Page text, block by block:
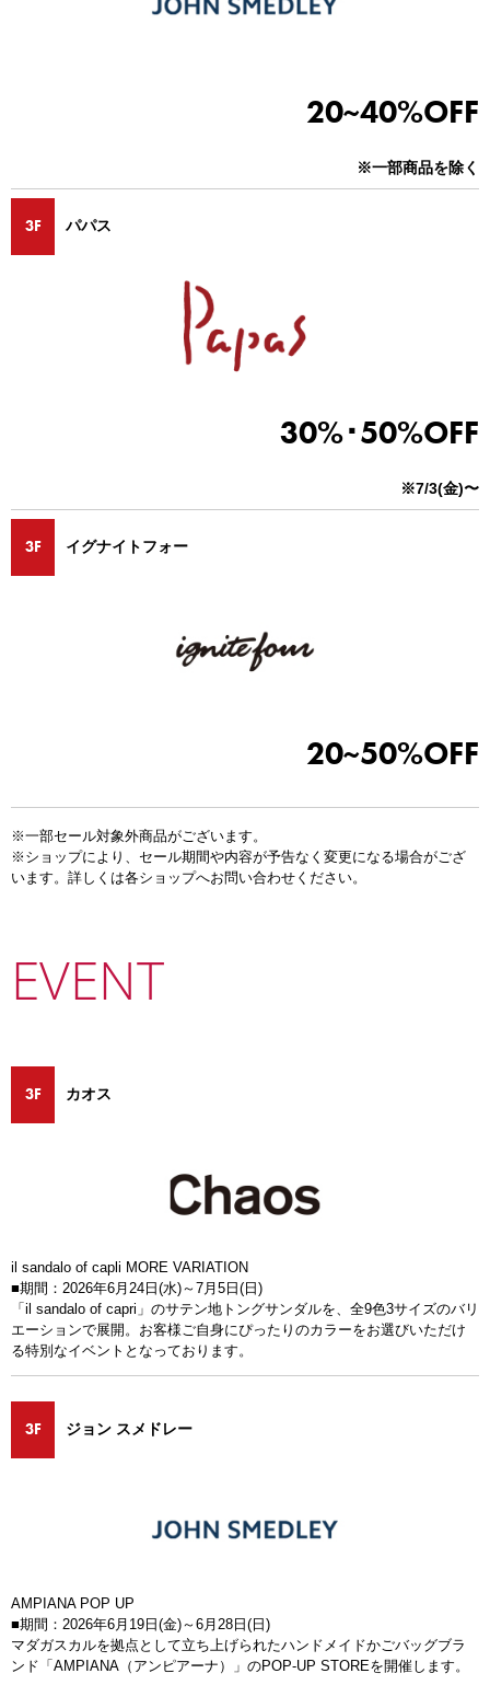
20~40%OFF
※一部商品を除く
3F パパス
30%･50%OFF
※7/3(金)〜
3F イグナイトフォー
20~50%OFF
※一部セール対象外商品がございます。
※ショップにより、セール期間や内容が予告なく変更になる場合がござ
います。詳しくは各ショップへお問い合わせください。
EVENT
3F カオス
il sandalo of capli MORE VARIATION
■期間：2026年6月24日(水)～7月5日(日)
「il sandalo of capri」のサテン地トングサンダルを、全9色3サイズのバリ
エーションで展開。お客様ご自身にぴったりのカラーをお選びいただけ
る特別なイベントとなっております。
3F ジョン スメドレー
AMPIANA POP UP
■期間：2026年6月19日(金)～6月28日(日)
マダガスカルを拠点として立ち上げられたハンドメイドかごバッグブラ
ンド「AMPIANA（アンピアーナ）」のPOP-UP STOREを開催します。